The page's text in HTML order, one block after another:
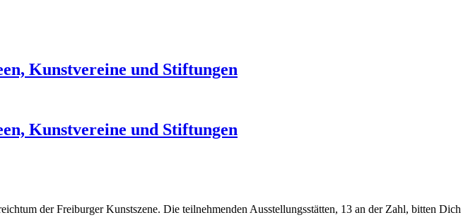
Kunstvereine und Stiftungen
Kunstvereine und Stiftungen
der Freiburger Kunstszene. Die teilnehmenden Ausstellungsstätten, 13 an der Zahl, bitten Dich